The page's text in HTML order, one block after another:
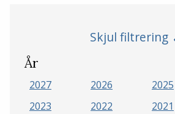
Skjul filtrering
År
2027 2026 2025
2023
2022 2021